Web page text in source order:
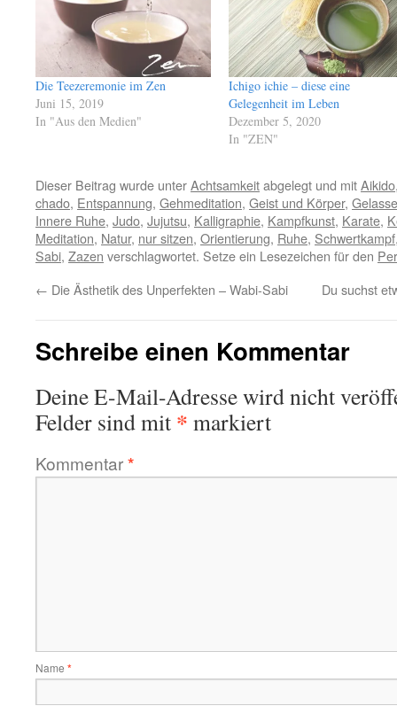
Die Teezeremonie im Zen
Juni 15, 2019
In "Aus den Medien"
Ichigo ichie – diese eine
Gelegenheit im Leben
Dezember 5, 2020
In "ZEN"
Dieser Beitrag wurde unterAchtsamkeitabgelegt und mitAikido
chado, Entspannung, Gehmeditation, Geist und Körper,
Innere Ruhe, Judo, Jujutsu, Kalligraphie, Kampfkunst, Karate,
Meditation, Natur, nur sitzen, Orientierung, Ruhe, Schwertkampf
Sabi, Zazen verschlagwortet. Setze ein Lesezeichen für den
← Die Ästhetik des Unperfekten – Wabi-Sabi Du suchst
Schreibe einen Kommentar
Deine E-Mail-Adresse wird nicht
Felder sind mit * markiert
Kommentar*
Name *